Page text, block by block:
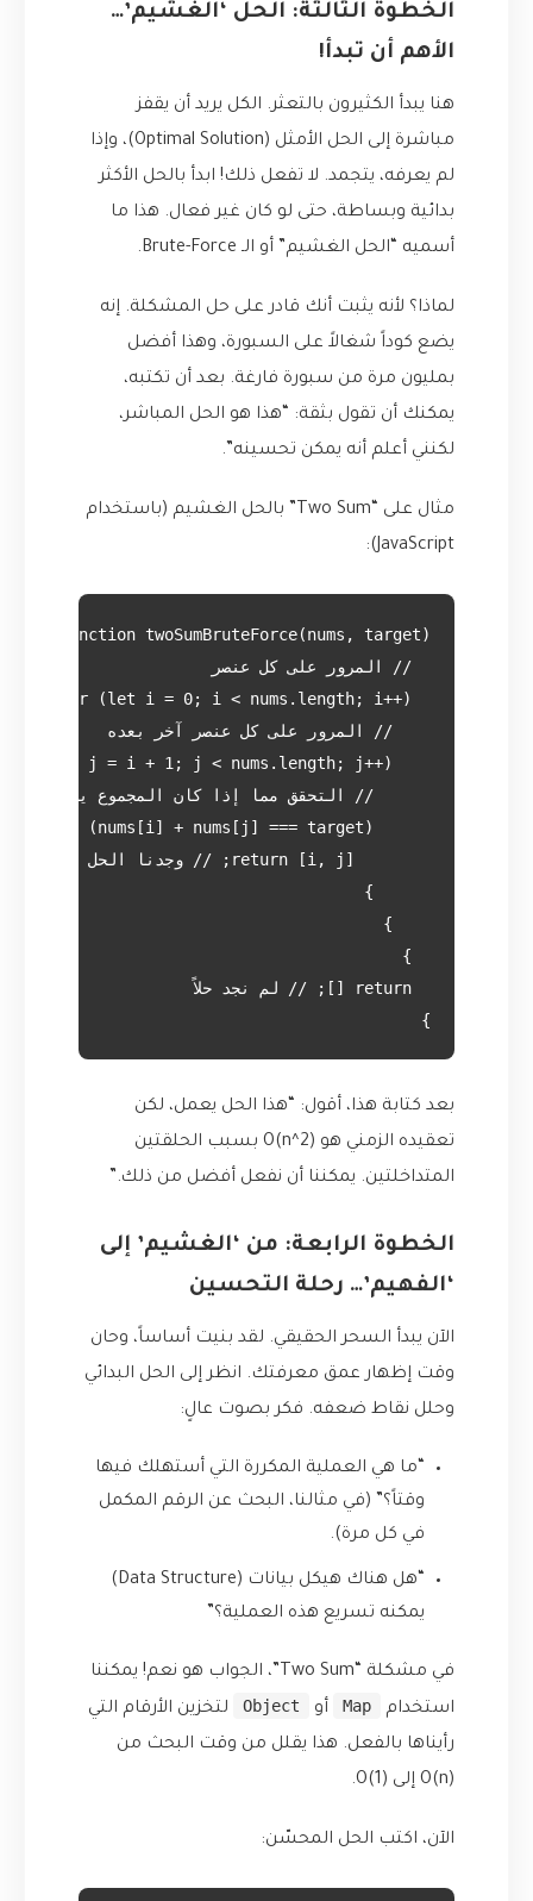
الخطوة الثالثة: الحل ‘الغشيم’…
الأهم أن تبدأ!
هنا يبدأ الكثيرون بالتعثر. الكل يريد أن يقفز
مباشرة إلى الحل الأمثل (Optimal Solution)، وإذا
لم يعرفه، يتجمد. لا تفعل ذلك! ابدأ بالحل الأكثر
بدائية وبساطة، حتى لو كان غير فعال. هذا ما
أسميه “الحل الغشيم” أو الـ Brute-Force.
لماذا؟ لأنه يثبت أنك قادر على حل المشكلة. إنه
يضع كوداً شغالاً على السبورة، وهذا أفضل
بمليون مرة من سبورة فارغة. بعد أن تكتبه،
يمكنك أن تقول بثقة: “هذا هو الحل المباشر،
لكنني أعلم أنه يمكن تحسينه”.
مثال على “Two Sum” بالحل الغشيم (باستخدام
JavaScript):
}
بعد كتابة هذا، أقول: “هذا الحل يعمل، لكن
تعقيده الزمني هو O(n^2) بسبب الحلقتين
المتداخلتين. يمكننا أن نفعل أفضل من ذلك.”
الخطوة الرابعة: من ‘الغشيم’ إلى
‘الفهيم’… رحلة التحسين
الآن يبدأ السحر الحقيقي. لقد بنيت أساساً، وحان
وقت إظهار عمق معرفتك. انظر إلى الحل البدائي
وحلل نقاط ضعفه. فكر بصوت عالٍ:
“ما هي العملية المكررة التي أستهلك فيها
وقتاً؟” (في مثالنا، البحث عن الرقم المكمل
في كل مرة).
“هل هناك هيكل بيانات (Data Structure)
يمكنه تسريع هذه العملية؟”
في مشكلة “Two Sum”، الجواب هو نعم! يمكننا
استخدام
Map أو Object
لتخزين الأرقام التي
رأيناها بالفعل. هذا يقلل من وقت البحث من
O(n) إلى O(1).
الآن، اكتب الحل المحسّن: